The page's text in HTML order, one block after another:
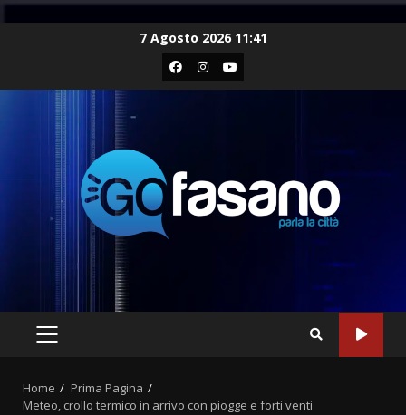
7 Agosto 2026 11:41
Facebook
Instagram
Youtube
PRIMARY
Home
Prima Pagina
Meteo, crollo termico in arrivo con piogge e forti venti